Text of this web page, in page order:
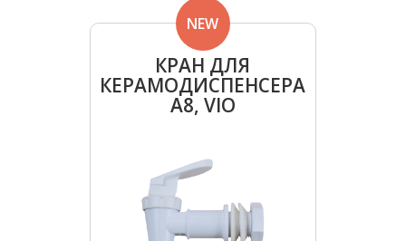
КРАН ДЛЯ
КЕРАМОДИСПЕНСЕРА
A8, VIO
NEW